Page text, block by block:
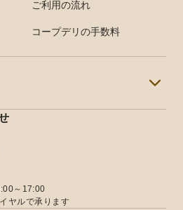
ご利用の流れ
コープデリの手数料
～17:00
ヤルで承ります